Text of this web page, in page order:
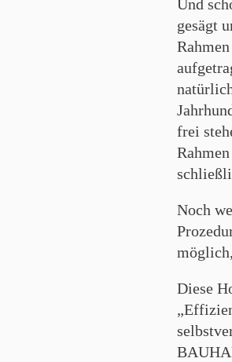
Und
gesägt
frei
Noch
Diese